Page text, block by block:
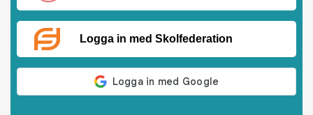
Logga in med Skolfederation